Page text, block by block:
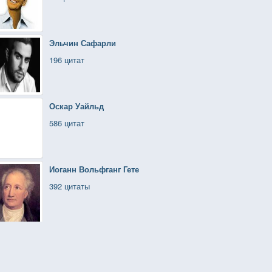
Эльчин Сафарли
196 цитат
Оскар Уайльд
586 цитат
Иоганн Вольфганг Гете
392 цитаты